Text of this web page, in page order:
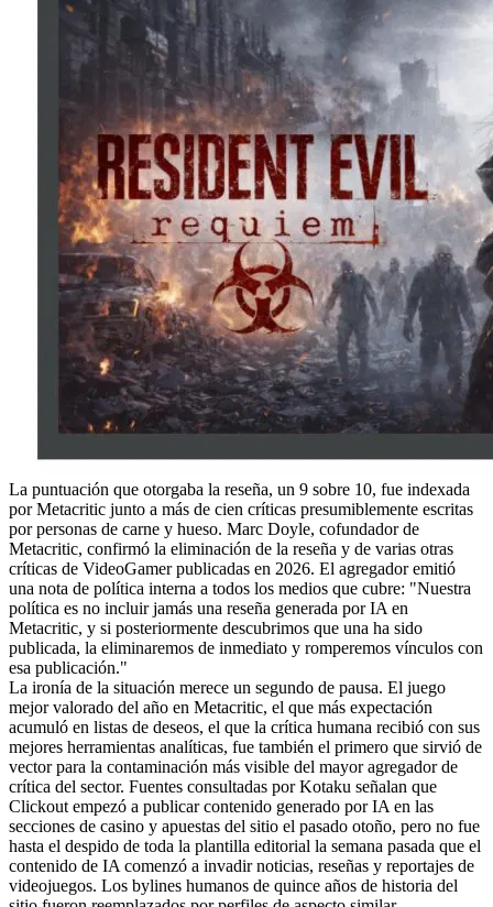
La puntuación que otorgaba la reseña, un 9 sobre 10, fue indexada
por Metacritic junto a más de cien críticas presumiblemente escritas
por personas de carne y hueso. Marc Doyle, cofundador de
Metacritic, confirmó la eliminación de la reseña y de varias otras
críticas de VideoGamer publicadas en 2026. El agregador emitió
una nota de política interna a todos los medios que cubre: "Nuestra
política es no incluir jamás una reseña generada por IA en
Metacritic, y si posteriormente descubrimos que una ha sido
publicada, la eliminaremos de inmediato y romperemos vínculos con
esa publicación."
La ironía de la situación merece un segundo de pausa. El juego
mejor valorado del año en Metacritic, el que más expectación
acumuló en listas de deseos, el que la crítica humana recibió con sus
mejores herramientas analíticas, fue también el primero que sirvió de
vector para la contaminación más visible del mayor agregador de
crítica del sector. Fuentes consultadas por Kotaku señalan que
Clickout empezó a publicar contenido generado por IA en las
secciones de casino y apuestas del sitio el pasado otoño, pero no fue
hasta el despido de toda la plantilla editorial la semana pasada que el
contenido de IA comenzó a invadir noticias, reseñas y reportajes de
videojuegos. Los bylines humanos de quince años de historia del